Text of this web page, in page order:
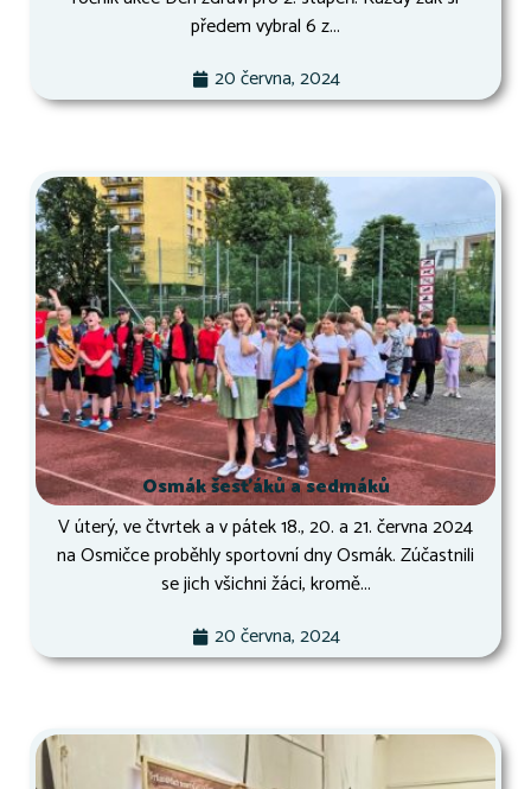
předem vybral 6 z...
20 června, 2024
Osmák šesťáků a sedmáků
V úterý, ve čtvrtek a v pátek 18., 20. a 21. června 2024
na Osmičce proběhly sportovní dny Osmák. Zúčastnili
se jich všichni žáci, kromě...
20 června, 2024